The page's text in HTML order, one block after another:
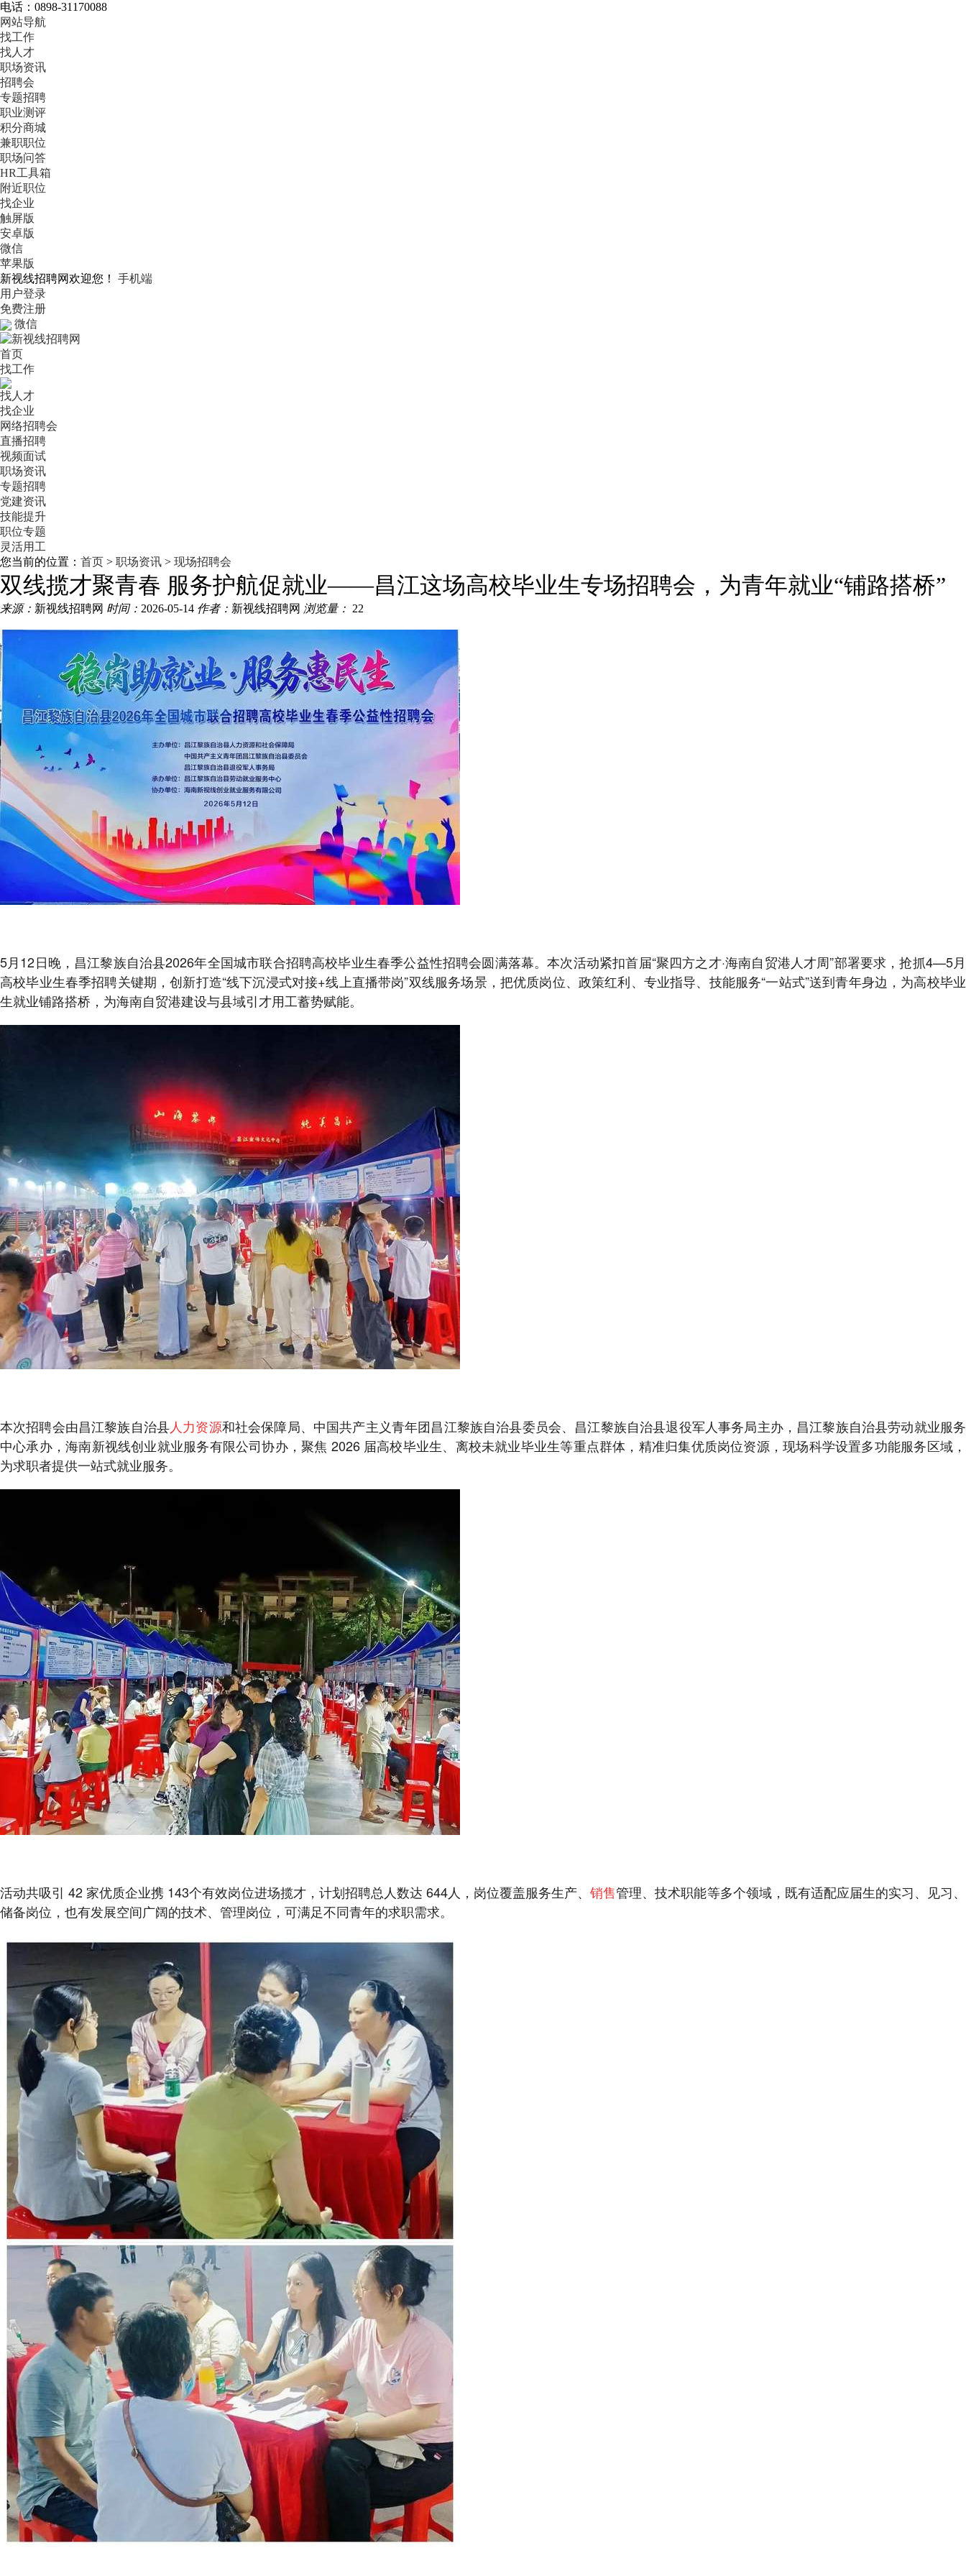
电话：0898-31170088
网站导航
找工作
找人才
职场资讯
招聘会
专题招聘
职业测评
积分商城
兼职职位
职场问答
HR工具箱
附近职位
找企业
触屏版
安卓版
微信
苹果版
新视线招聘网欢迎您！
手机端
用户登录
免费注册
微信
首页
找工作
找人才
找企业
网络招聘会
直播招聘
视频面试
职场资讯
专题招聘
党建资讯
技能提升
职位专题
灵活用工
您当前的位置： 首页 > 职场资讯 > 现场招聘会
双线揽才聚青春 服务护航促就业——昌江这场高校毕业生专场招聘会，为青年就业“铺路搭桥”
来源： 新视线招聘网 时间： 2026-05-14 作者： 新视线招聘网 浏览量： 22
5月12日晚，昌江黎族自治县2026年全国城市联合招聘高校毕业生春季公益性招聘会圆满落幕。本次活动紧扣首届“聚四方之才·海南自贸港人才周”部署要求，抢抓4—5月
高校毕业生春季招聘关键期，创新打造“线下沉浸式对接+线上直播带岗”双线服务场景，把优质岗位、政策红利、专业指导、技能服务“一站式”送到青年身边，为高校毕业
生就业铺路搭桥，为海南自贸港建设与县域引才用工蓄势赋能。
本次招聘会由昌江黎族自治县人力资源和社会保障局、中国共产主义青年团昌江黎族自治县委员会、昌江黎族自治县退役军人事务局主办，昌江黎族自治县劳动就业服务
中心承办，海南新视线创业就业服务有限公司协办，聚焦 2026 届高校毕业生、离校未就业毕业生等重点群体，精准归集优质岗位资源，现场科学设置多功能服务区域，
为求职者提供一站式就业服务。
活动共吸引 42 家优质企业携 143个有效岗位进场揽才，计划招聘总人数达 644人，岗位覆盖服务生产、销售管理、技术职能等多个领域，既有适配应届生的实习、见习、
储备岗位，也有发展空间广阔的技术、管理岗位，可满足不同青年的求职需求。